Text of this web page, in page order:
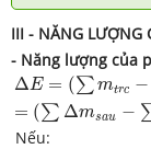
III - NĂNG LƯỢNG
- Năng lượng của
ΔE = ( ∑ mtrc −
= ( ∑ Δmsau −
ΔE=(∑ mtrc− ∑m s
Nếu: